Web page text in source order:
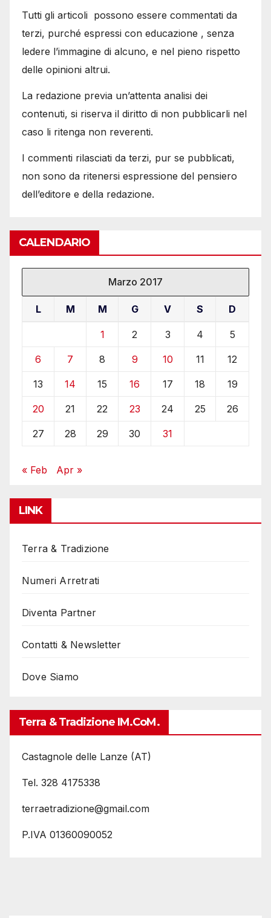
Tutti gli articoli possono essere commentati da
terzi, purché espressi con educazione , senza
ledere l’immagine di alcuno, e nel pieno rispetto
delle opinioni altrui.
La redazione previa un’attenta analisi dei
contenuti, si riserva il diritto di non pubblicarli nel
caso li ritenga non reverenti.
I commenti rilasciati da terzi, pur se pubblicati,
non sono da ritenersi espressione del pensiero
dell’editore e della redazione.
CALENDARIO
Marzo 2017
L M M G V S D
1 2 3 4 5
6 7 8 9 10 11 12
13 14 15 16 17 18 19
20 21 22 23 24 25 26
27 28 29 30 31
« Feb Apr »
LINK
Terra & Tradizione
Numeri Arretrati
Diventa Partner
Contatti & Newsletter
Dove Siamo
Terra & Tradizione IM.coM.
Castagnole delle Lanze (AT)
Tel. 328 4175338
terraetradizione@gmail.com
P.IVA 01360090052